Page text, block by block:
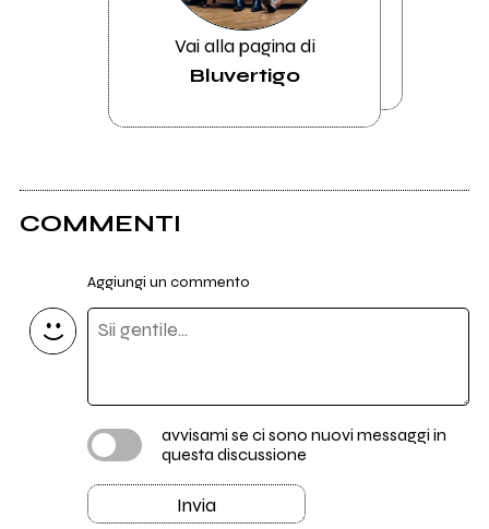
Vai alla pagina di
Bluvertigo
COMMENTI
Aggiungi un commento
avvisami se ci sono nuovi messaggi in
questa discussione
Invia